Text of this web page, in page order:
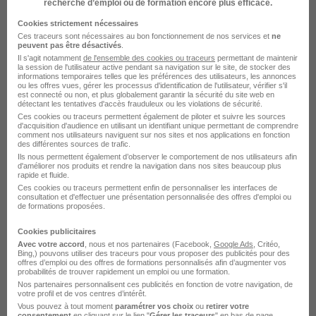
Proxy Product Owner - Business
Analyst H/F
Abylsen
Nantes - 44 CDI 35 000 € / an
Voir l’offre
il y a 22 jours
Chef de Projet Moeg - Ouvrage d'Art
H/F
Abylsen
Nantes - 44
Voir l’offre
recherche d’emploi ou de formation encore plus efficace.
Cookies strictement nécessaires
Ces traceurs sont nécessaires au bon fonctionnement de nos services et ne
peuvent pas être désactivés
Il s'agit notamment de l'ensemble des cookies ou traceurs permettant de maintenir
la session de l'utilisateur active pendant sa navigation sur le site, de stocker des
informations temporaires telles que les préférences des utilisateurs, les annonces
ou les offres vues, gérer les processus d'identification de l'utilisateur, vérifier s'il
est connecté ou non, et plus globalement garantir la sécurité du site web en
détectant les tentatives d'accès frauduleux ou les violations de sécurité.
Ces cookies ou traceurs permettent également de piloter et suivre les sources
d'acquisition d'audience en utilisant un identifiant unique permettant de comprendre
comment nos utilisateurs naviguent sur nos sites et nos applications en fonction
des différentes sources de trafic.
Ils nous permettent également d’observer le comportement de nos utilisateurs afin
d'améliorer nos produits et rendre la navigation dans nos sites beaucoup plus
rapide et fluide.
Ces cookies ou traceurs permettent enfin de personnaliser les interfaces de
consultation et d'effectuer une présentation personnalisée des offres d'emploi ou
de formations proposées.
Cookies publicitaires
Avec votre accord , nous et nos partenaires (Facebook, Google Ads , Critéo,
Bing,) pouvons utiliser des traceurs pour vous proposer des publicités pour des
offres d’emploi ou des offres de formations personnalisés afin d’augmenter vos
probabilités de trouver rapidement un emploi ou une formation.
Nos partenaires personnalisent ces publicités en fonction de votre navigation, de
votre profil et de vos centres d’intérêt.
Vous pouvez à tout moment paramétrer vos choix ou retirer votre